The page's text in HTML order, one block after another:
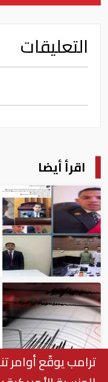
التعليقات
اقرأ أيضا
ترامب يوقّع أوامر